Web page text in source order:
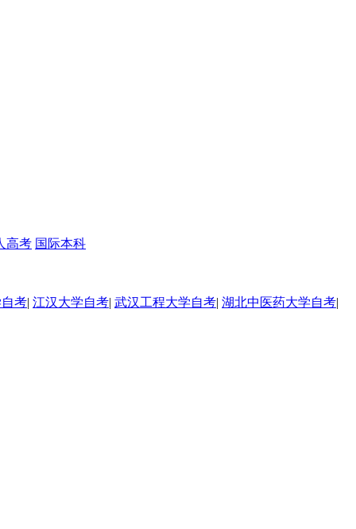
高考 国际本科
考| 江汉大学自考| 武汉工程大学自考| 湖北中医药大学自考|